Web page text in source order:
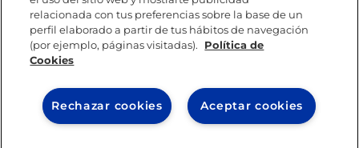
IE University 2026
relacionada con tus preferencias sobre la base de un
perfil elaborado a partir de tus hábitos de navegación
(por ejemplo, páginas visitadas).
Política de
Cookies
Aceptar cookies
Rechazar cookies